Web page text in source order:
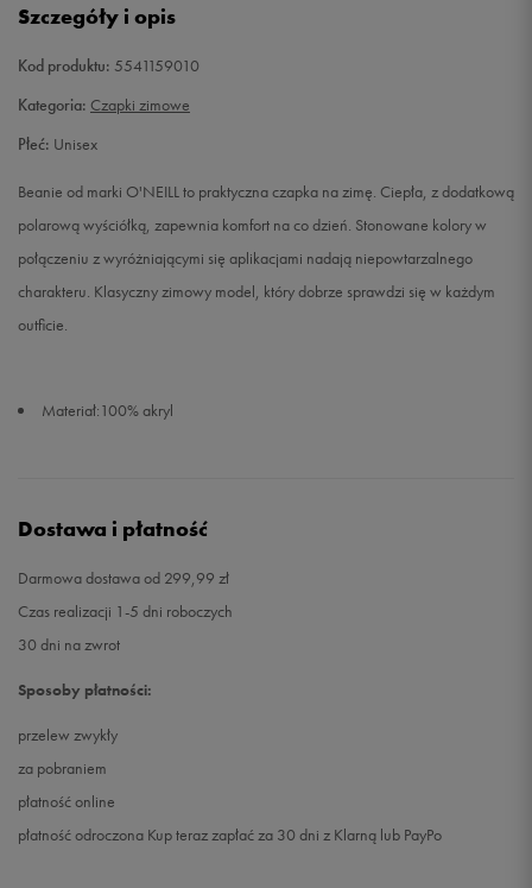
Szczegóły i opis
Kod produktu: 5541159010
Kategoria: Czapki zimowe
Płeć: Unisex
Beanie od marki O'NEILL to praktyczna czapka na zimę. Ciepła, z dodatkową
polarową wyściółką, zapewnia komfort na co dzień. Stonowane kolory w
połączeniu z wyróżniającymi się aplikacjami nadają niepowtarzalnego
charakteru. Klasyczny zimowy model, który dobrze sprawdzi się w każdym
outficie.
Materiał:100% akryl
Dostawa i płatność
Darmowa dostawa od 299,99 zł
Czas realizacji 1-5 dni roboczych
30 dni na zwrot
Sposoby płatności:
przelew zwykły
za pobraniem
płatność online
płatność odroczona Kup teraz zapłać za 30 dni z Klarną lub PayPo